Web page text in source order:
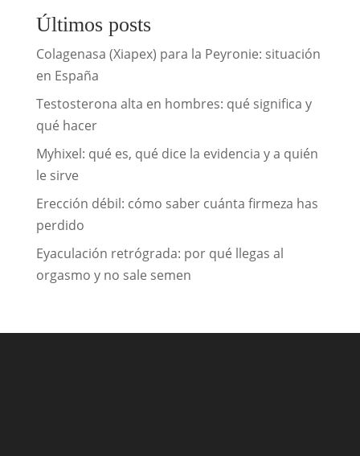
Últimos posts
Colagenasa (Xiapex) para la Peyronie: situación
en España
Testosterona alta en hombres: qué significa y
qué hacer
Myhixel: qué es, qué dice la evidencia y a quién
le sirve
Erección débil: cómo saber cuánta firmeza has
perdido
Eyaculación retrógrada: por qué llegas al
orgasmo y no sale semen